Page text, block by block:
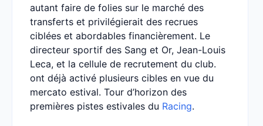
autant faire de folies sur le marché des
transferts et privilégierait des recrues
ciblées et abordables financièrement. Le
directeur sportif des Sang et Or, Jean-Louis
Leca, et la cellule de recrutement du club.
ont déjà activé plusieurs cibles en vue du
mercato estival. Tour d’horizon des
premières pistes estivales du Racing.